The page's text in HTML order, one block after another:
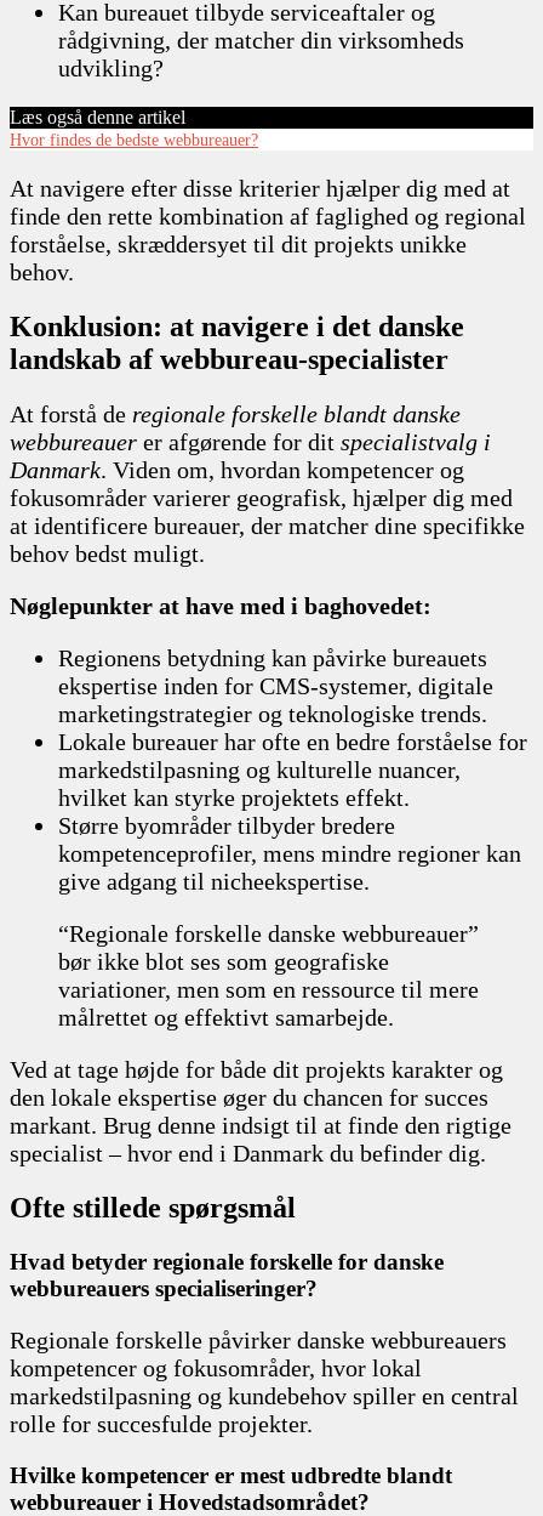
Kan bureauet tilbyde serviceaftaler og
rådgivning, der matcher din virksomheds
udvikling?
Læs også denne artikel
Hvor findes de bedste webbureauer?
At navigere efter disse kriterier hjælper dig med at
finde den rette kombination af faglighed og regional
forståelse, skræddersyet til dit projekts unikke
behov.
Konklusion: at navigere i det danske
landskab af webbureau-specialister
At forstå de regionale forskelle blandt danske
webbureauer er afgørende for dit specialistvalg i
Danmark. Viden om, hvordan kompetencer og
fokusområder varierer geografisk, hjælper dig med
at identificere bureauer, der matcher dine specifikke
behov bedst muligt.
Nøglepunkter at have med i baghovedet:
Regionens betydning kan påvirke bureauets
ekspertise inden for CMS-systemer, digitale
marketingstrategier og teknologiske trends.
Lokale bureauer har ofte en bedre forståelse for
markedstilpasning og kulturelle nuancer,
hvilket kan styrke projektets effekt.
Større byområder tilbyder bredere
kompetenceprofiler, mens mindre regioner kan
give adgang til nicheekspertise.
“Regionale forskelle danske webbureauer”
bør ikke blot ses som geografiske
variationer, men som en ressource til mere
målrettet og effektivt samarbejde.
Ved at tage højde for både dit projekts karakter og
den lokale ekspertise øger du chancen for succes
markant. Brug denne indsigt til at finde den rigtige
specialist – hvor end i Danmark du befinder dig.
Ofte stillede spørgsmål
Hvad betyder regionale forskelle for danske
webbureauers specialiseringer?
Regionale forskelle påvirker danske webbureauers
kompetencer og fokusområder, hvor lokal
markedstilpasning og kundebehov spiller en central
rolle for succesfulde projekter.
Hvilke kompetencer er mest udbredte blandt
webbureauer i Hovedstadsområdet?